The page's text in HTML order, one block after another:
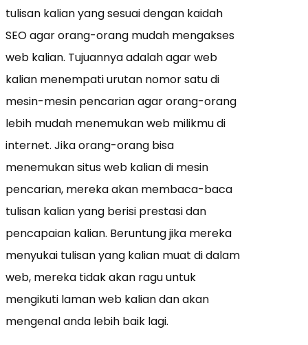
tulisan kalian yang sesuai dengan kaidah
SEO agar orang-orang mudah mengakses
web kalian. Tujuannya adalah agar web
kalian menempati urutan nomor satu di
mesin-mesin pencarian agar orang-orang
lebih mudah menemukan web milikmu di
internet. Jika orang-orang bisa
menemukan situs web kalian di mesin
pencarian, mereka akan membaca-baca
tulisan kalian yang berisi prestasi dan
pencapaian kalian. Beruntung jika mereka
menyukai tulisan yang kalian muat di dalam
web, mereka tidak akan ragu untuk
mengikuti laman web kalian dan akan
mengenal anda lebih baik lagi.